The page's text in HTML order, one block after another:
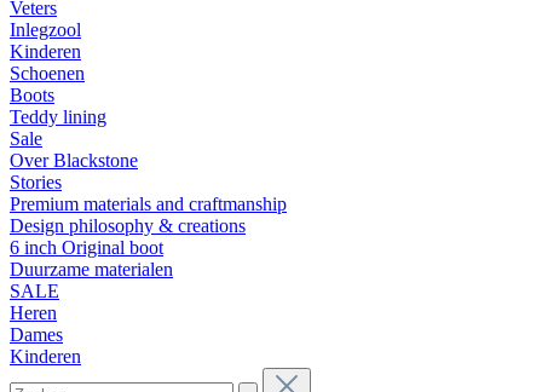
Veters
Inlegzool
Kinderen
Schoenen
Boots
Teddy lining
Sale
Over Blackstone
Stories
Premium materials and craftmanship
Design philosophy & creations
6 inch Original boot
Duurzame materialen
SALE
Heren
Dames
Kinderen